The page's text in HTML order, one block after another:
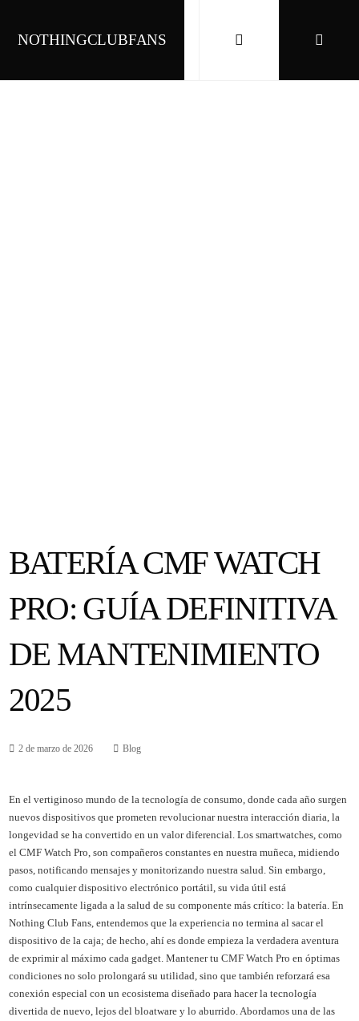
NOTHINGCLUBFANS
BATERÍA CMF WATCH
PRO: GUÍA DEFINITIVA
DE MANTENIMIENTO
2025
2 de marzo de 2026 Blog
En el vertiginoso mundo de la tecnología de consumo, donde cada año surgen
nuevos dispositivos que prometen revolucionar nuestra interacción diaria, la
longevidad se ha convertido en un valor diferencial. Los smartwatches, como
el CMF Watch Pro, son compañeros constantes en nuestra muñeca, midiendo
pasos, notificando mensajes y monitorizando nuestra salud. Sin embargo,
como cualquier dispositivo electrónico portátil, su vida útil está
intrínsecamente ligada a la salud de su componente más crítico: la batería. En
Nothing Club Fans, entendemos que la experiencia no termina al sacar el
dispositivo de la caja; de hecho, ahí es donde empieza la verdadera aventura
de exprimir al máximo cada gadget. Mantener tu CMF Watch Pro en óptimas
condiciones no solo prolongará su utilidad, sino que también reforzará esa
conexión especial con un ecosistema diseñado para hacer la tecnología
divertida de nuevo, lejos del bloatware y lo aburrido. Abordamos una de las